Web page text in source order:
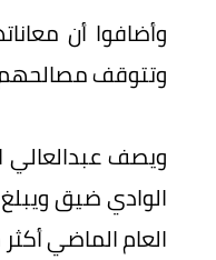
وأضافوا أن
وتتوقف
ويصف عبدالعالي
الوادي ضيق
العام الماضي